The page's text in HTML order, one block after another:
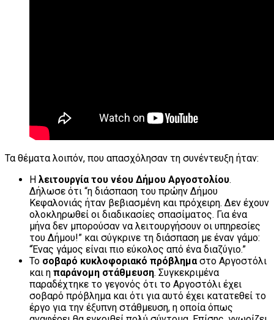
Τα θέματα λοιπόν, που απασχόλησαν τη συνέντευξη ήταν:
Η λειτουργία του νέου Δήμου Αργοστολίου.
Δήλωσε ότι “η διάσπαση του πρώην Δήμου
Κεφαλονιάς ήταν βεβιασμένη και πρόχειρη. Δεν έχουν
ολοκληρωθεί οι διαδικασίες σπασίματος. Για ένα
μήνα δεν μπορούσαν να λειτουργήσουν οι υπηρεσίες
του Δήμου!” και σύγκρινε τη διάσπαση με έναν γάμο:
“Ένας γάμος είναι πιο εύκολος από ένα διαζύγιο.”
Το σοβαρό κυκλοφοριακό πρόβλημαστο Αργοστόλι
και η παράνομη στάθμευση. Συγκεκριμένα
παραδέχτηκε το γεγονός ότι το Αργοστόλι έχει
σοβαρό πρόβλημα και ότι για αυτό έχει κατατεθεί το
έργο για την έξυπνη στάθμευση, η οποία όπως